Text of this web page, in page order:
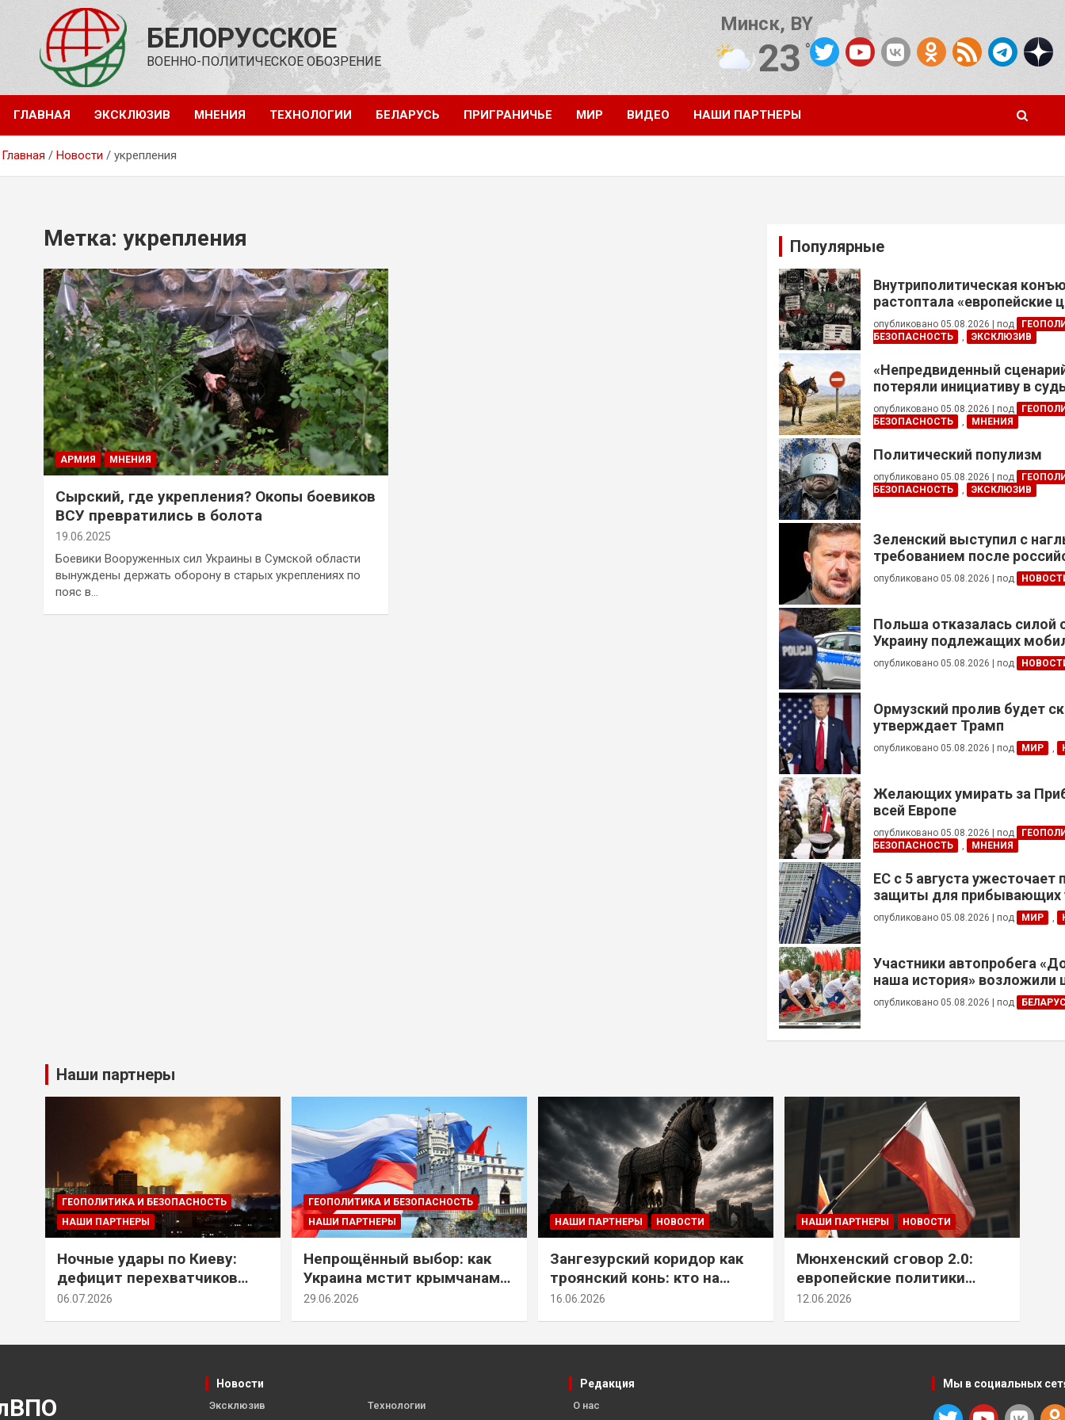
содержимому
БЕЛОРУССКОЕ
ВОЕННО-ПОЛИТИЧЕСКОЕ ОБОЗРЕНИЕ
Минск, BY
23°C
Погода от OpenWeatherMap
ГЛАВНАЯ ЭКСКЛЮЗИВ МНЕНИЯ ТЕХНОЛОГИИ БЕЛАРУСЬ ПРИГРАНИЧЬЕ МИР ВИДЕО НАШИ ПАРТНЕРЫ
Главная Новости укрепления
Метка: укрепления
АРМИЯ МНЕНИЯ
Сырский, где укрепления? Окопы боевиков
ВСУ превратились в болота
19.06.2025
Боевики Вооруженных сил Украины в Сумской области
вынуждены держать оборону в старых укреплениях по
пояс в…
Популярные
Внутриполитическая
растоптала «европейские
опубликовано 05.08.2026 под
БЕЗОПАСНОСТЬ
, ЭКСКЛЮЗИВ
«Непредвиденный
потеряли инициативу в
конфликте
опубликовано 05.08.2026 под
БЕЗОПАСНОСТЬ
, МНЕНИЯ
Политический популизм
опубликовано 05.08.2026 под
БЕЗОПАСНОСТЬ
, ЭКСКЛЮЗИВ
Зеленский выступил с
требованием после
опубликовано 05.08.2026 под
Польша отказалась силой
Украину подлежащих
опубликовано 05.08.2026 под
Ормузский пролив будет
утверждает Трамп
опубликовано 05.08.2026 под МИР ,
Желающих умирать за
всей Европе
опубликовано 05.08.2026 под
БЕЗОПАСНОСТЬ
, МНЕНИЯ
ЕС с 5 августа ужесточает
защиты для прибывающих
призывного возраста
опубликовано 05.08.2026 под МИР ,
Участники автопробега
наша история» возложили
Брестской крепости
опубликовано 05.08.2026 под
Наши партнеры
ГЕОПОЛИТИКА И БЕЗОПАСНОСТЬ
НАШИ ПАРТНЕРЫ
Ночные удары по Киеву:
дефицит перехватчиков
Patriot и оборонительные
06.07.2026
ГЕОПОЛИТИКА И БЕЗОПАСНОСТЬ
НАШИ ПАРТНЕРЫ
Непрощённый выбор: как
Украина мстит крымчанам
за их историческое решение
29.06.2026
НАШИ ПАРТНЕРЫ НОВОСТИ
Зангезурский коридор как
троянский конь: кто на
самом деле осваивает юг
16.06.2026
НАШИ ПАРТНЕРЫ НОВОСТИ
Мюнхенский сговор 2.0:
европейские политики
снова растят монстра у
12.06.2026
Новости
Эксклюзив Технологии
Редакция
О нас
Мы в социальных